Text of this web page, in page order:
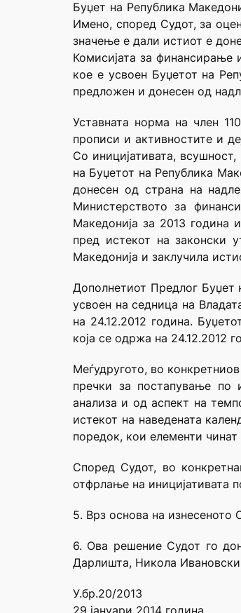
Буџет на Република
Имено, според Судот, за
значење е дали истиот е
Комисијата за финансирање
кое е усвоен Буџетот на
предложен и донесен од
Уставната норма на член
прописи и активностите и
Со иницијативата,
на Буџетот на Република
донесен од страна на
Министерството за
Македонија за 2013 година
пред истекот на законски
Македонија и заклучила
Дополнетиот Предлог Буџет
усвоен на седница на
на 24.12.2012 година.
која се одржа на 24.12.2012
Меѓудругото, во
пречки за постапување по
анализа и од аспект на
истекот на наведената
поредок, кои елементи
Според Судот, во
отфрлање на иницијативата
5. Врз основа на изнесеното
6. Ова решение Судот го
Дарлишта, Никола
У.бр.20/2013